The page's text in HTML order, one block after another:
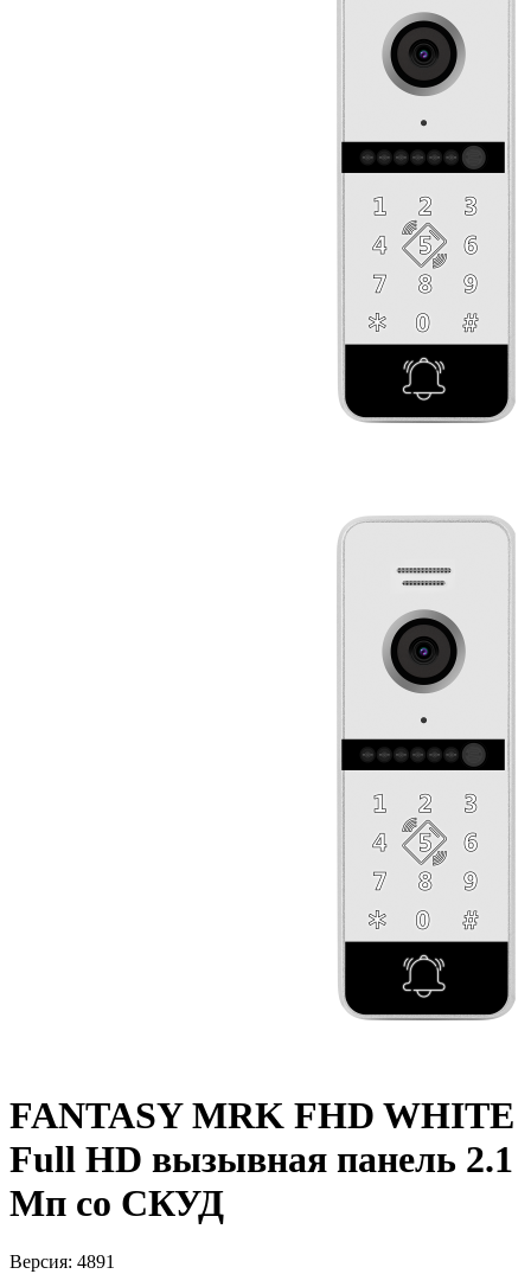
FANTASY MRK FHD WHITE
Full HD вызывная панель 2.1
Мп со СКУД
Версия: 4891